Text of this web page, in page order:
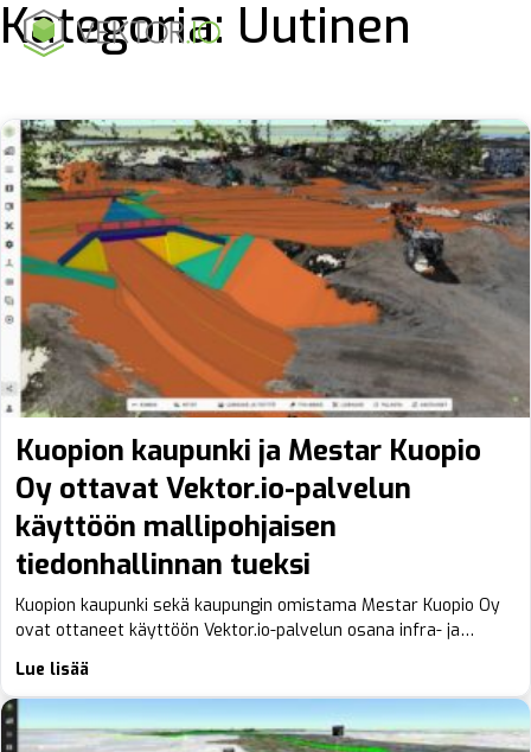
Kategoria: Uutinen
Kuopion kaupunki ja Mestar Kuopio
Oy ottavat Vektor.io-palvelun
käyttöön mallipohjaisen
tiedonhallinnan tueksi
Kuopion kaupunki sekä kaupungin omistama Mestar Kuopio Oy
ovat ottaneet käyttöön Vektor.io-palvelun osana infra- ja…
Lue lisää